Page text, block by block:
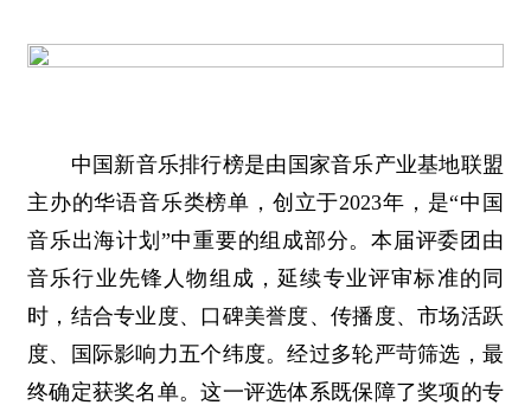
中国新音乐排行榜是由国家音乐产业基地联盟
主办的华语音乐类榜单，创立于2023年，是“中国
音乐出海计划”中重要的组成部分。本届评委团由
音乐行业先锋人物组成，延续专业评审标准的同
时，结合专业度、口碑美誉度、传播度、市场活跃
度、国际影响力五个纬度。经过多轮严苛筛选，最
终确定获奖名单。这一评选体系既保障了奖项的专